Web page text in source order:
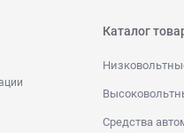
Каталог
Средства